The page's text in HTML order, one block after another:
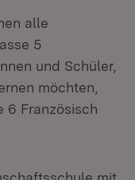
alle
5
und Schüler,
möchten,
6 Französisch